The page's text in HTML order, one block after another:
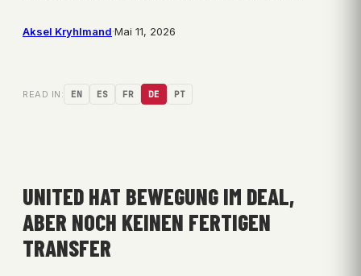
Aksel Kryhlmand·Mai 11, 2026
READ IN: EN ES FR DE PT
UNITED HAT BEWEGUNG IM DEAL,
ABER NOCH KEINEN FERTIGEN
TRANSFER